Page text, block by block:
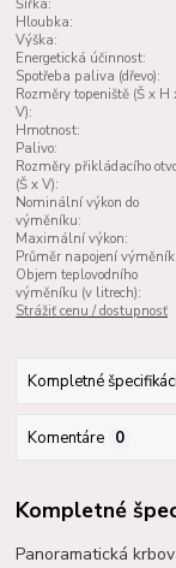
Šířka:
Hloubka:
Výška:
Energetická účinnost:
Spotřeba paliva (dřevo):
Rozměry topeniště (Š x H
V):
Hmotnost:
Palivo:
Rozměry přikládacího
(Š x V):
Nominální výkon do
výměníku:
Maximální výkon:
Průměr napojení
Objem teplovodního
výměníku (v litrech):
Strážiť cenu / dostupnosť
Kompletné
Komentáre 0
Kompletné
Panoramatická